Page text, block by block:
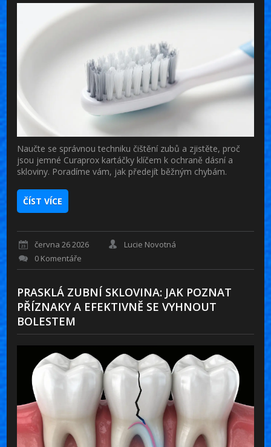
Naučte se správnou techniku čištění zubů a zjistěte, proč
jsou jemné Curaprox kartáčky klíčem k ochraně dásní a
skloviny. Poradíme vám, jak předejít běžným chybám.
ČÍST VÍCE
června 26 2026
Lucie Novotná
0 Komentáře
PRASKLÁ ZUBNÍ SKLOVINA: JAK POZNAT
PŘÍZNAKY A EFEKTIVNĚ SE VYHNOUT
BOLESTEM